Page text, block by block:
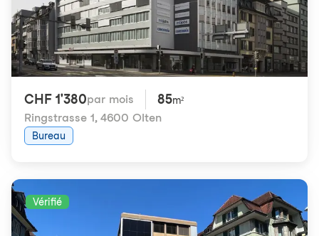
CHF 1'380par mois 85m²
Ringstrasse 1, 4600 Olten
Bureau
Vérifié